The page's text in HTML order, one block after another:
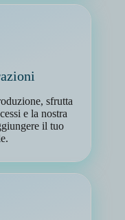
sfrutta
e la nostra
il tuo